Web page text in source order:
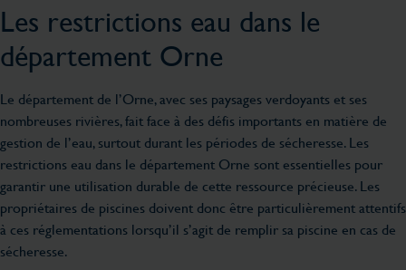
Les restrictions eau dans le
département Orne
Le département de l’Orne, avec ses paysages verdoyants et ses
nombreuses rivières, fait face à des défis importants en matière de
gestion de l’eau, surtout durant les périodes de sécheresse. Les
restrictions eau dans le département Orne sont essentielles pour
garantir une utilisation durable de cette ressource précieuse. Les
propriétaires de piscines doivent donc être particulièrement attentifs
à ces réglementations lorsqu’il s’agit de remplir sa piscine en cas de
sécheresse.